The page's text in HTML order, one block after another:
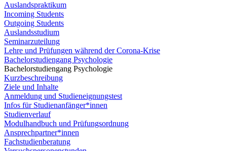
Auslandspraktikum
Incoming Students
Outgoing Students
Auslandsstudium
Seminarzuteilung
Lehre und Prüfungen während der Corona-Krise
Bachelorstudiengang Psychologie
Bachelorstudiengang Psychologie
Kurzbeschreibung
Ziele und Inhalte
Anmeldung und Studieneignungstest
Infos für Studienanfänger*innen
Studienverlauf
Modulhandbuch und Prüfungsordnung
Ansprechpartner*innen
Fachstudienberatung